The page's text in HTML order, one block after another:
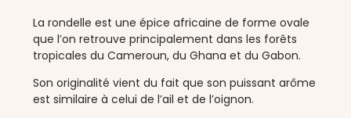
La rondelle est une épice africaine de forme ovale
que l’on retrouve principalement dans les forêts
tropicales du Cameroun, du Ghana et du Gabon.
Son originalité vient du fait que son puissant arôme
est similaire à celui de l’ail et de l’oignon.